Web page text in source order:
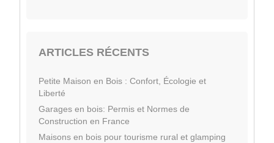
ARTICLES RÉCENTS
Petite Maison en Bois : Confort, Écologie et
Liberté
Garages en bois: Permis et Normes de
Construction en France
Maisons en bois pour tourisme rural et glamping